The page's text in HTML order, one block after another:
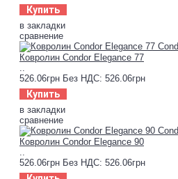
Купить
в закладки
сравнение
Ковролин Condor Elegance 77
526.06грн Без НДС: 526.06грн
Купить
в закладки
сравнение
Ковролин Condor Elegance 90
526.06грн Без НДС: 526.06грн